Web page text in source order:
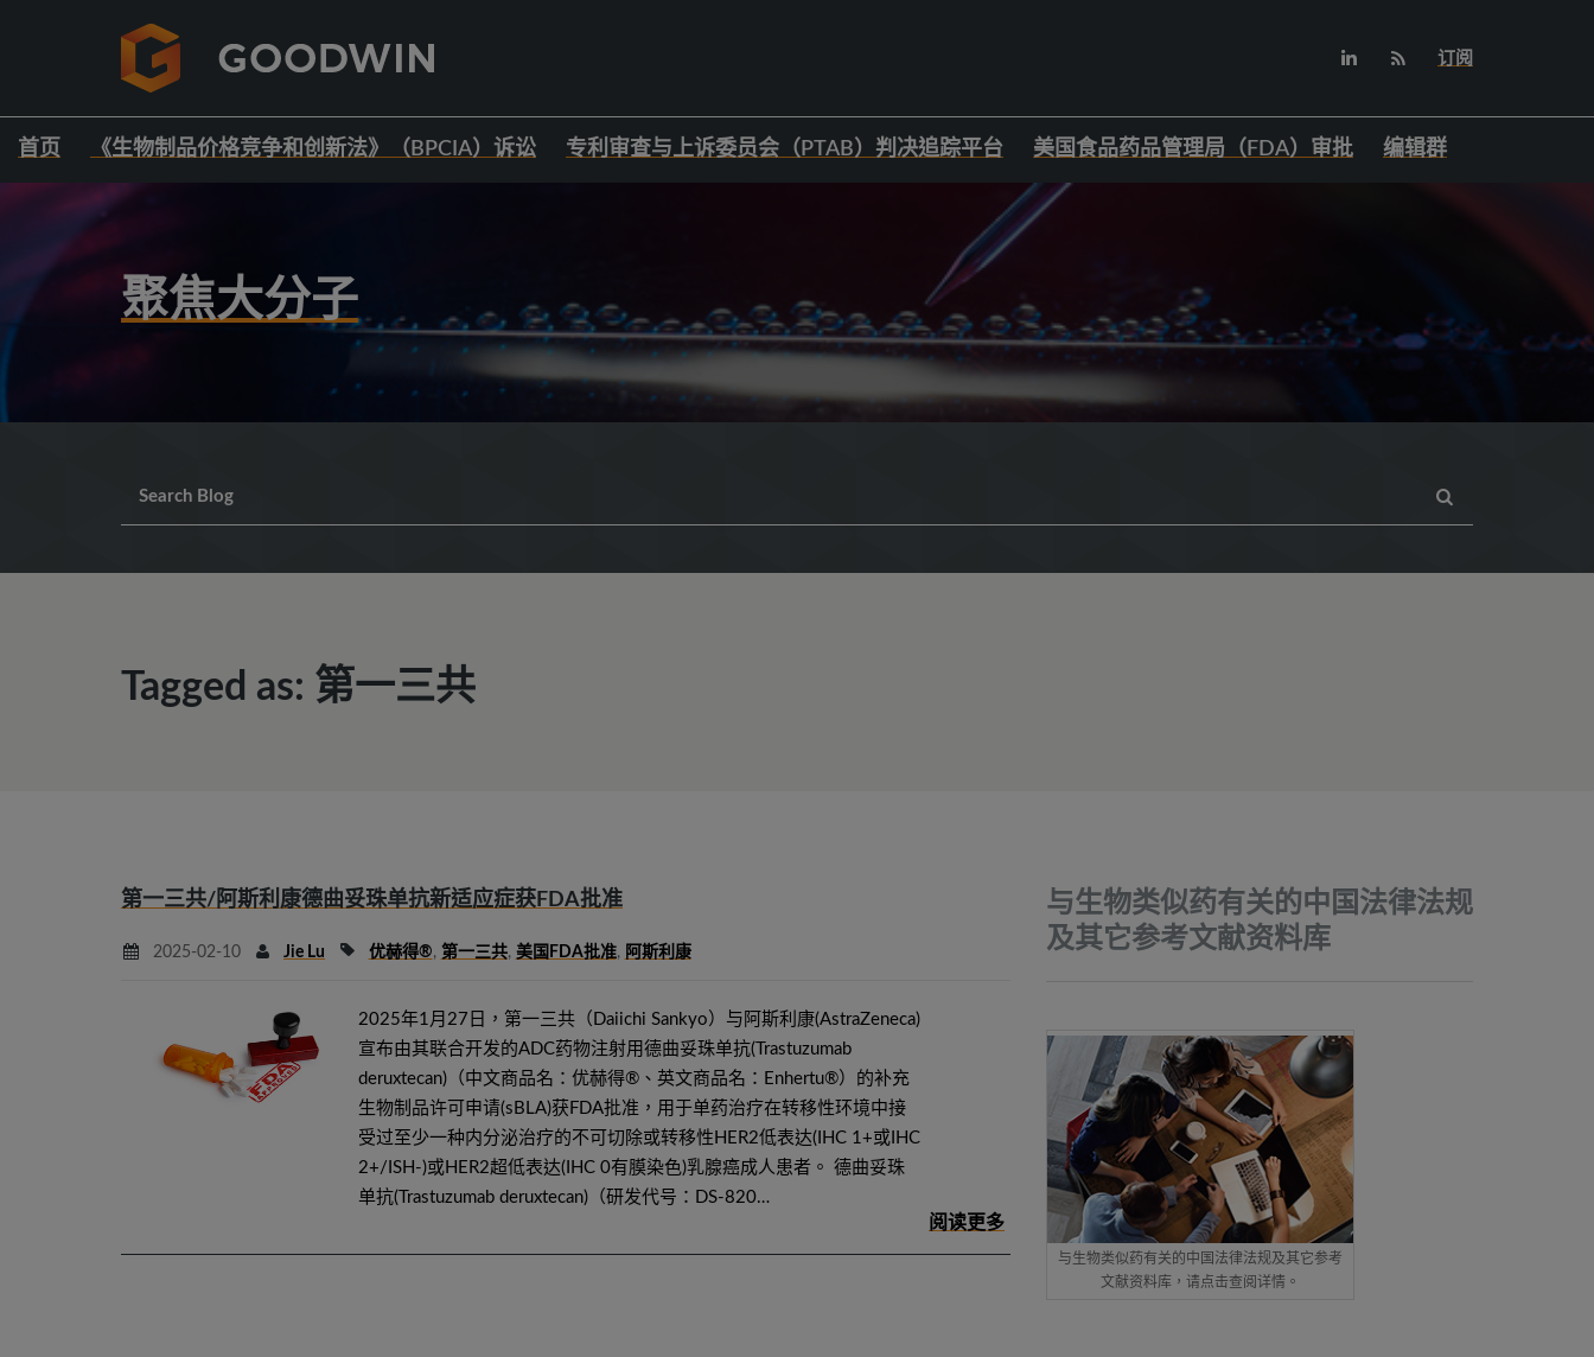
订阅
首页 《生物制品价格竞争和创新法》（BPCIA）诉讼 专利审查与上诉委员会（PTAB）判决追踪平台 美国食品药品管理局（FDA）审批 编辑群
聚焦大分子
Tagged as: 第一三共
第一三共/阿斯利康德曲妥珠单抗新适应症获FDA批准
2025-02-10 Jie Lu 优赫得®, 第一三共, 美国FDA批准, 阿斯利康
2025年1月27日，第一三共（Daiichi Sankyo）与阿斯利康(AstraZeneca)
宣布由其联合开发的ADC药物注射用德曲妥珠单抗(Trastuzumab
deruxtecan)（中文商品名：优赫得®、英文商品名：Enhertu®）的补充
生物制品许可申请(sBLA)获FDA批准，用于单药治疗在转移性环境中接
受过至少一种内分泌治疗的不可切除或转移性HER2低表达(IHC 1+或IHC
2+/ISH-)或HER2超低表达(IHC 0有膜染色)乳腺癌成人患者。 德曲妥珠
单抗(Trastuzumab deruxtecan)（研发代号：DS-820…
与生物类似药有关的中国法律法规
及其它参考文献资料库
与生物类似药有关的中国法律法规及其它参考
文献资料库，请点击查阅详情。